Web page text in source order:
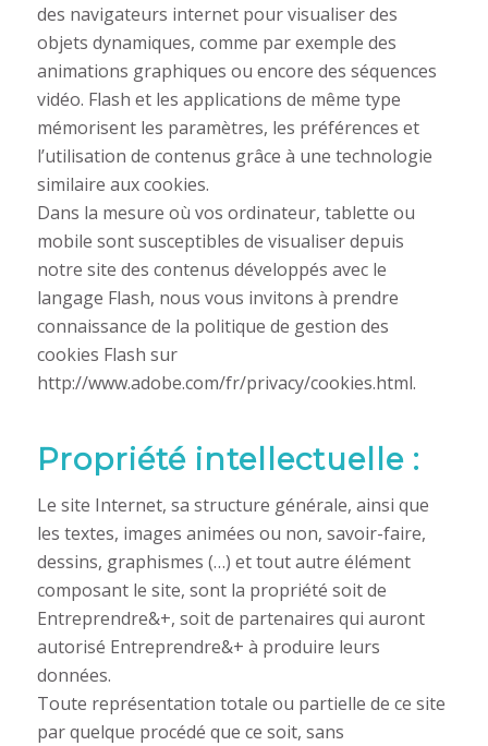
des navigateurs internet pour visualiser des
objets dynamiques, comme par exemple des
animations graphiques ou encore des séquences
vidéo. Flash et les applications de même type
mémorisent les paramètres, les préférences et
l’utilisation de contenus grâce à une technologie
similaire aux cookies.
Dans la mesure où vos ordinateur, tablette ou
mobile sont susceptibles de visualiser depuis
notre site des contenus développés avec le
langage Flash, nous vous invitons à prendre
connaissance de la politique de gestion des
cookies Flash sur
http://www.adobe.com/fr/privacy/cookies.html.
Propriété intellectuelle :
Le site Internet, sa structure générale, ainsi que
les textes, images animées ou non, savoir-faire,
dessins, graphismes (…) et tout autre élément
composant le site, sont la propriété soit de
Entreprendre&+, soit de partenaires qui auront
autorisé Entreprendre&+ à produire leurs
données.
Toute représentation totale ou partielle de ce site
par quelque procédé que ce soit, sans